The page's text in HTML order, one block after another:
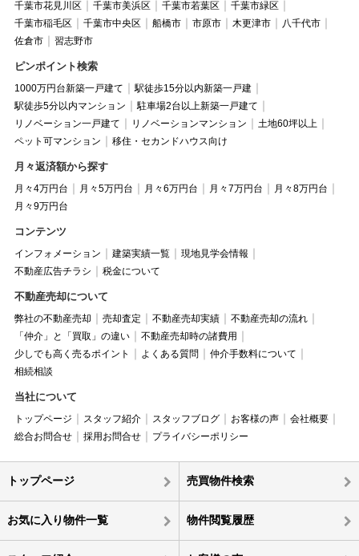
千葉市花見川区 千葉市美浜区 千葉市若葉区
千葉市緑区
千葉市稲毛区
千葉市中央区 船橋市 市原市 木更津市
八千代市
佐倉市
習志野市
ピンポイント検索
1000万円台新築一戸建て
駅徒歩15分以内新築一戸建
駅徒歩5分以内マンション
駐車場2台以上新築一戸建て
リノベーション一戸建て
リノベーションマンション
土地60坪以上
ペット可マンション
移住・セカンドハウス向け
月々返済額から探す
月々4万円台 月々5万円台 月々6万円台 月々7万円台
月々8万円台
月々9万円台
コンテンツ
インフォメーション 建築実績一覧
現地見学会情報
不動産広告チラシ
税金について
不動産売却について
弊社の不動産売却 売却査定 不動産売却実績
不動産売却の流れ
「仲介」と「買取」の違い
不動産売却時の諸費用
少しでも高く売るポイント
よくある質問
仲介手数料について
相続相談
当社について
トップページ スタッフ紹介 スタッフブログ お客様の声
会社概要
総合お問合せ
採用お問合せ プライバシーポリシー
トップページ 売買物件検索
お気に入り物件一覧 物件閲覧履歴